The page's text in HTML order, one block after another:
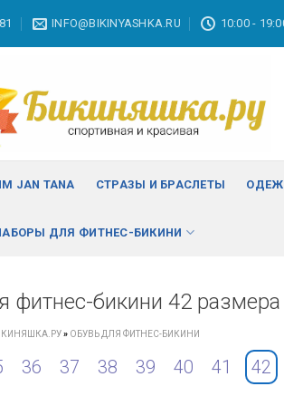
INFO@BIKINYASHKA.RU 10:00 -
JAN TANA СТРАЗЫ И БРАСЛЕТЫ
ДЛЯ ФИТНЕС-БИКИНИ
фитнес-бикини 42 размера
» ОБУВЬ ДЛЯ ФИТНЕС-БИКИНИ
36 37 38 39 40 41 42